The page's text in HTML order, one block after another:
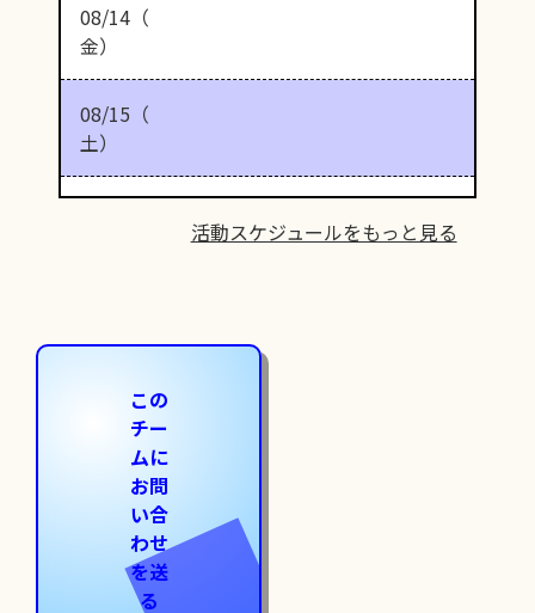
08/14（
金）
08/15（
土）
活動スケジュールをもっと見る
この
チー
ムに
お問
い合
わせ
を送
る